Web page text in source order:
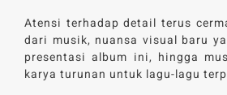
Atensi terhadap detail terus
dari musik, nuansa visual baru
presentasi album ini, hingga
karya turunan untuk lagu-lagu